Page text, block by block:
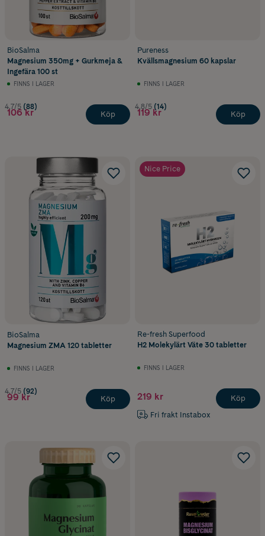
BioSalma
Magnesium 350mg + Gurkmeja &
Ingefära 100 st
FINNS I LAGER
4.7/5 (88)
106 kr Köp
Pureness
Kvällsmagnesium 60 kapslar
FINNS I LAGER
4.8/5 (14)
119 kr Köp
BioSalma
Magnesium ZMA 120 tabletter
FINNS I LAGER
4.7/5 (92)
99 kr Köp
Nice Price
Re-fresh Superfood
H2 Molekylärt Väte 30 tabletter
FINNS I LAGER
219 kr
Fri frakt Instabox
Köp